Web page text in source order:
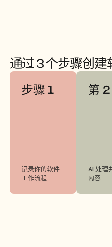
通过 3 个步骤创建
步骤 1
记录你的软件
工作流程
第
AI 处理
内容